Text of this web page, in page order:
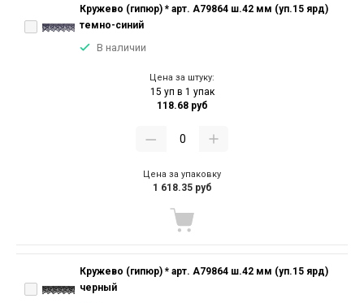
Кружево (гипюр) * арт. А79864 ш.42 мм (уп.15 ярд)
темно-синий
В наличии
Цена за штуку:
15 уп в 1 упак
118.68 руб
Цена за упаковку
1 618.35 руб
Кружево (гипюр) * арт. А79864 ш.42 мм (уп.15 ярд)
черный